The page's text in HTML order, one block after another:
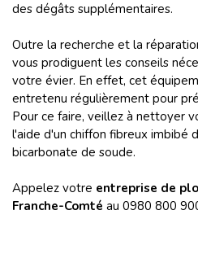
des dégâts supplémentaires.
Outre la recherche et la
vous prodiguent les conseils
votre évier. En effet, cet
entretenu régulièrement pour
Pour ce faire, veillez à nettoyer
l'aide d'un chiffon fibreux imbibé
bicarbonate de soude.
Appelez votre entreprise de
Franche-Comté au 0980 800